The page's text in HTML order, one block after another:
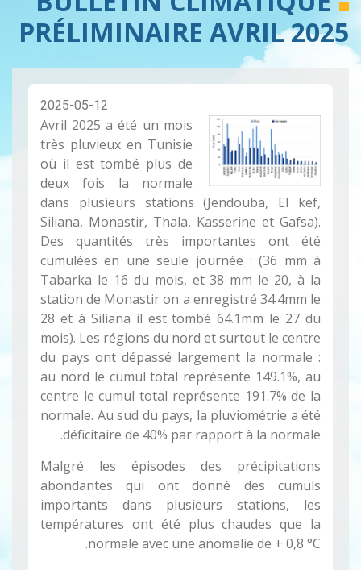
PRÉLIMINAIRE AVRIL 2025
2025-05-12
Avril 2025 a été un mois
très pluvieux en Tunisie
où il est tombé plus de
deux fois la normale
dans plusieurs stations (Jendouba, El kef,
Siliana, Monastir, Thala, Kasserine et Gafsa).
Des quantités très importantes ont été
cumulées en une seule journée : (36 mm à
Tabarka le 16 du mois, et 38 mm le 20, à la
station de Monastir on a enregistré 34.4mm le
28 et à Siliana il est tombé 64.1mm le 27 du
mois). Les régions du nord et surtout le centre
du pays ont dépassé largement la normale :
au nord le cumul total représente 149.1%, au
centre le cumul total représente 191.7% de la
normale. Au sud du pays, la pluviométrie a été
déficitaire de 40% par rapport à la normale.
Malgré les épisodes des précipitations
abondantes qui ont donné des cumuls
importants dans plusieurs stations, les
températures ont été plus chaudes que la
normale avec une anomalie de + 0,8 °C.